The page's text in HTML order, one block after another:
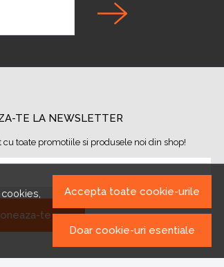
Accepta toate cookie-urile
Doar cookie-uri esentiale
TE LA NEWSLETTER
cu toate promotiile si produsele noi din shop!
te